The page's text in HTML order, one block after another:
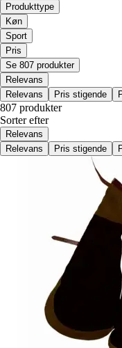
Produkttype
Køn
Sport
Pris
Se 807 produkter
Relevans
Relevans
Pris stigende
807 produkter
Sorter efter
Relevans
Relevans
Pris stigende